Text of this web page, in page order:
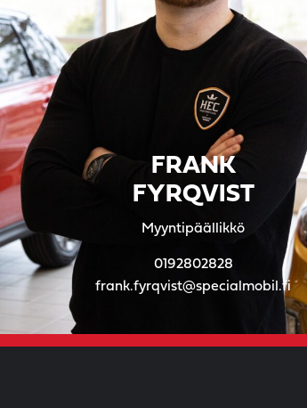
FRANK
FYRQVIST
Myyntipäällikkö
0192802828
frank.fyrqvist@specialmobil.fi